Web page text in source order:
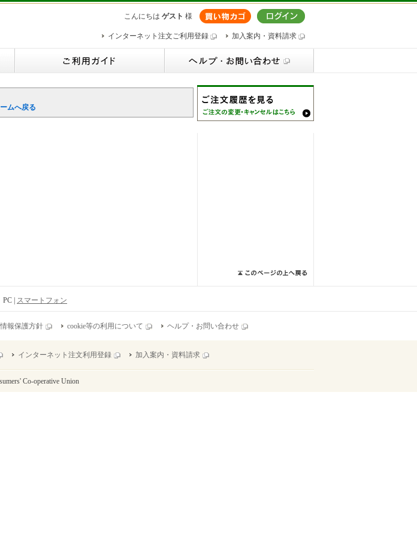
こんにちは ゲスト 様
加入案内・資料請求
インターネット注文ご利用登録
ムへ戻る
| スマートフォン
報保護方針 cookie等の利用について ヘルプ・お問い合わせ
インターネット注文利用登録 加入案内・資料請求
Co-operative Union